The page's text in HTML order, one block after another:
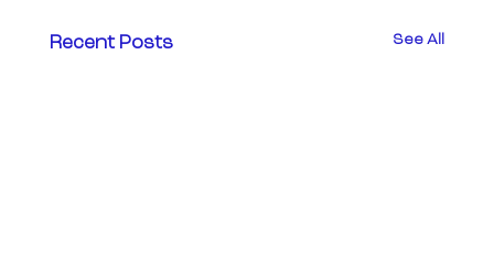
Recent Posts See All